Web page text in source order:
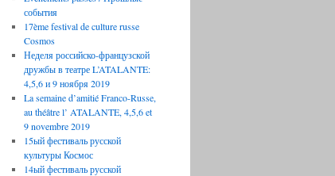
события
17ème festival de culture russe
Cosmos
Неделя российско-французской
дружбы в театре L’ATALANTE:
4,5,6 и 9 ноября 2019
La semaine d’amitié Franco-Russe,
au théâtre l’ ATALANTE, 4,5,6 et
9 novembre 2019
15ый фестиваль русской
культуры Космос
14ый фестиваль русской